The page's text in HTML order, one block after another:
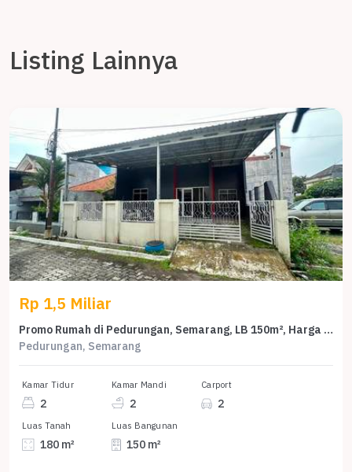
Listing Lainnya
Rp 1,5 Miliar
Promo Rumah di Pedurungan, Semarang, LB 150m², Harga 1,5 Miliar
Pedurungan, Semarang
Kamar Tidur
2
Kamar Mandi
2
Carport
2
Luas Tanah
180 m²
Luas Bangunan
150 m²